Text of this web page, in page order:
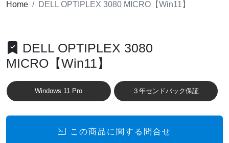
Home DELL OPTIPLEX 3080 MICRO【Win11】
DELL OPTIPLEX 3080
MICRO【Win11】
Windows 11 Pro ３年センドバック保証
この商品に関する問合せ